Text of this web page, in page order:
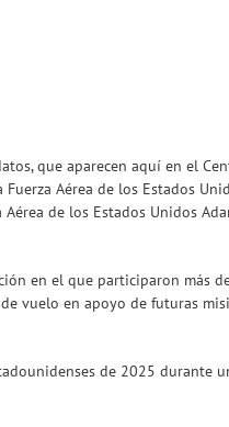
que aparecen aquí en el
Aérea de los Estados
de los Estados Unidos
en el que participaron más
vuelo en apoyo de futuras
de 2025 durante